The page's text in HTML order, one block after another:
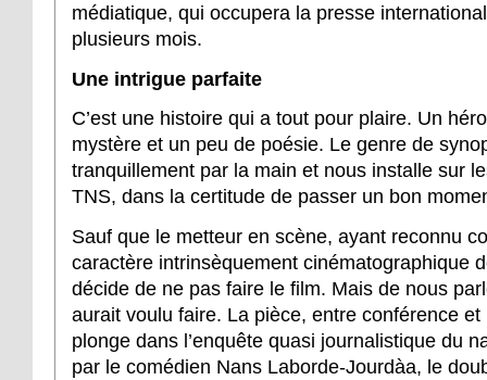
médiatique, qui occupera la presse
plusieurs mois.
Une intrigue parfaite
C’est une histoire qui a tout pour plaire. Un
mystère et un peu de poésie. Le genre de
tranquillement par la main et nous installe sur
TNS, dans la certitude de passer un bon
Sauf que le metteur en scène, ayant reconnu
caractère intrinsèquement cinématographique
décide de ne pas faire le film. Mais de nous
aurait voulu faire. La pièce, entre conférence et
plonge dans l’enquête quasi journalistique du
par le comédien Nans Laborde-Jourdàa, le